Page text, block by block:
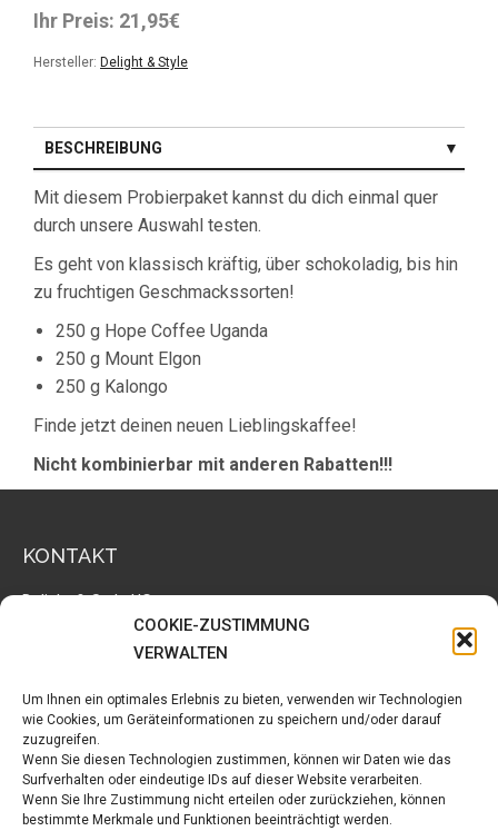
COOKIE-ZUSTIMMUNG
VERWALTEN
Um Ihnen ein optimales Erlebnis zu bieten, verwenden wir Technologien
wie Cookies, um Geräteinformationen zu speichern und/oder darauf
zuzugreifen.
Wenn Sie diesen Technologien zustimmen, können wir Daten wie das
Surfverhalten oder eindeutige IDs auf dieser Website verarbeiten.
Wenn Sie Ihre Zustimmung nicht erteilen oder zurückziehen, können
bestimmte Merkmale und Funktionen beeinträchtigt werden.
Ihr Preis: 21,95€
Hersteller: Delight & Style
BESCHREIBUNG
KUNDENBEWERTUNGEN (0)
Mit diesem Probierpaket kannst du dich einmal quer
durch unsere Auswahl testen.
Es geht von klassisch kräftig, über schokoladig, bis hin
zu fruchtigen Geschmackssorten!
250 g Hope Coffee Uganda
250 g Mount Elgon
250 g Kalongo
Finde jetzt deinen neuen Lieblingskaffee!
Nicht kombinierbar mit anderen Rabatten!!!
KONTAKT
Delight & Style UG
29313 Hambühren
E-Mail:info@delightandstyle.de
LINKS
Markus Below fotografiert